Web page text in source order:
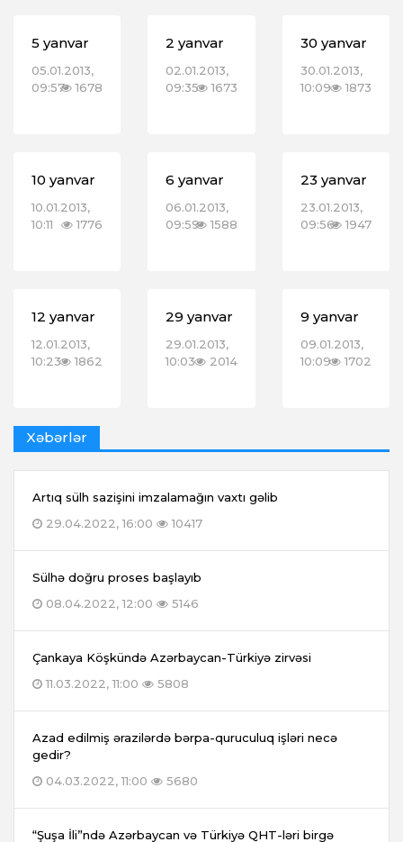
5 yanvar
05.01.2013,
09:57
1678
2 yanvar
02.01.2013,
09:35 1673
30 yanvar
30.01.2013,
10:09
1873
10 yanvar
10.01.2013,
10:11
1776
6 yanvar
06.01.2013,
09:59 1588
23 yanvar
23.01.2013,
09:56 1947
12 yanvar
12.01.2013,
10:23
1862
29 yanvar
29.01.2013,
10:03
2014
9 yanvar
09.01.2013,
10:09
1702
Xəbərlər
Artıq sülh sazişini imzalamağın vaxtı gəlib
29.04.2022, 16:00
10417
Sülhə doğru proses başlayıb
08.04.2022, 12:00
5146
Çankaya Köşkündə Azərbaycan-Türkiyə zirvəsi
11.03.2022, 11:00
5808
Azad edilmiş ərazilərdə bərpa-quruculuq işləri necə
gedir?
04.03.2022, 11:00
5680
“Şuşa İli”ndə Azərbaycan və Türkiyə QHT-ləri birgə